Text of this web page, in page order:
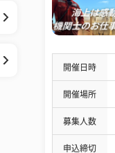
開催日時
開催場所
募集人数
申込締切